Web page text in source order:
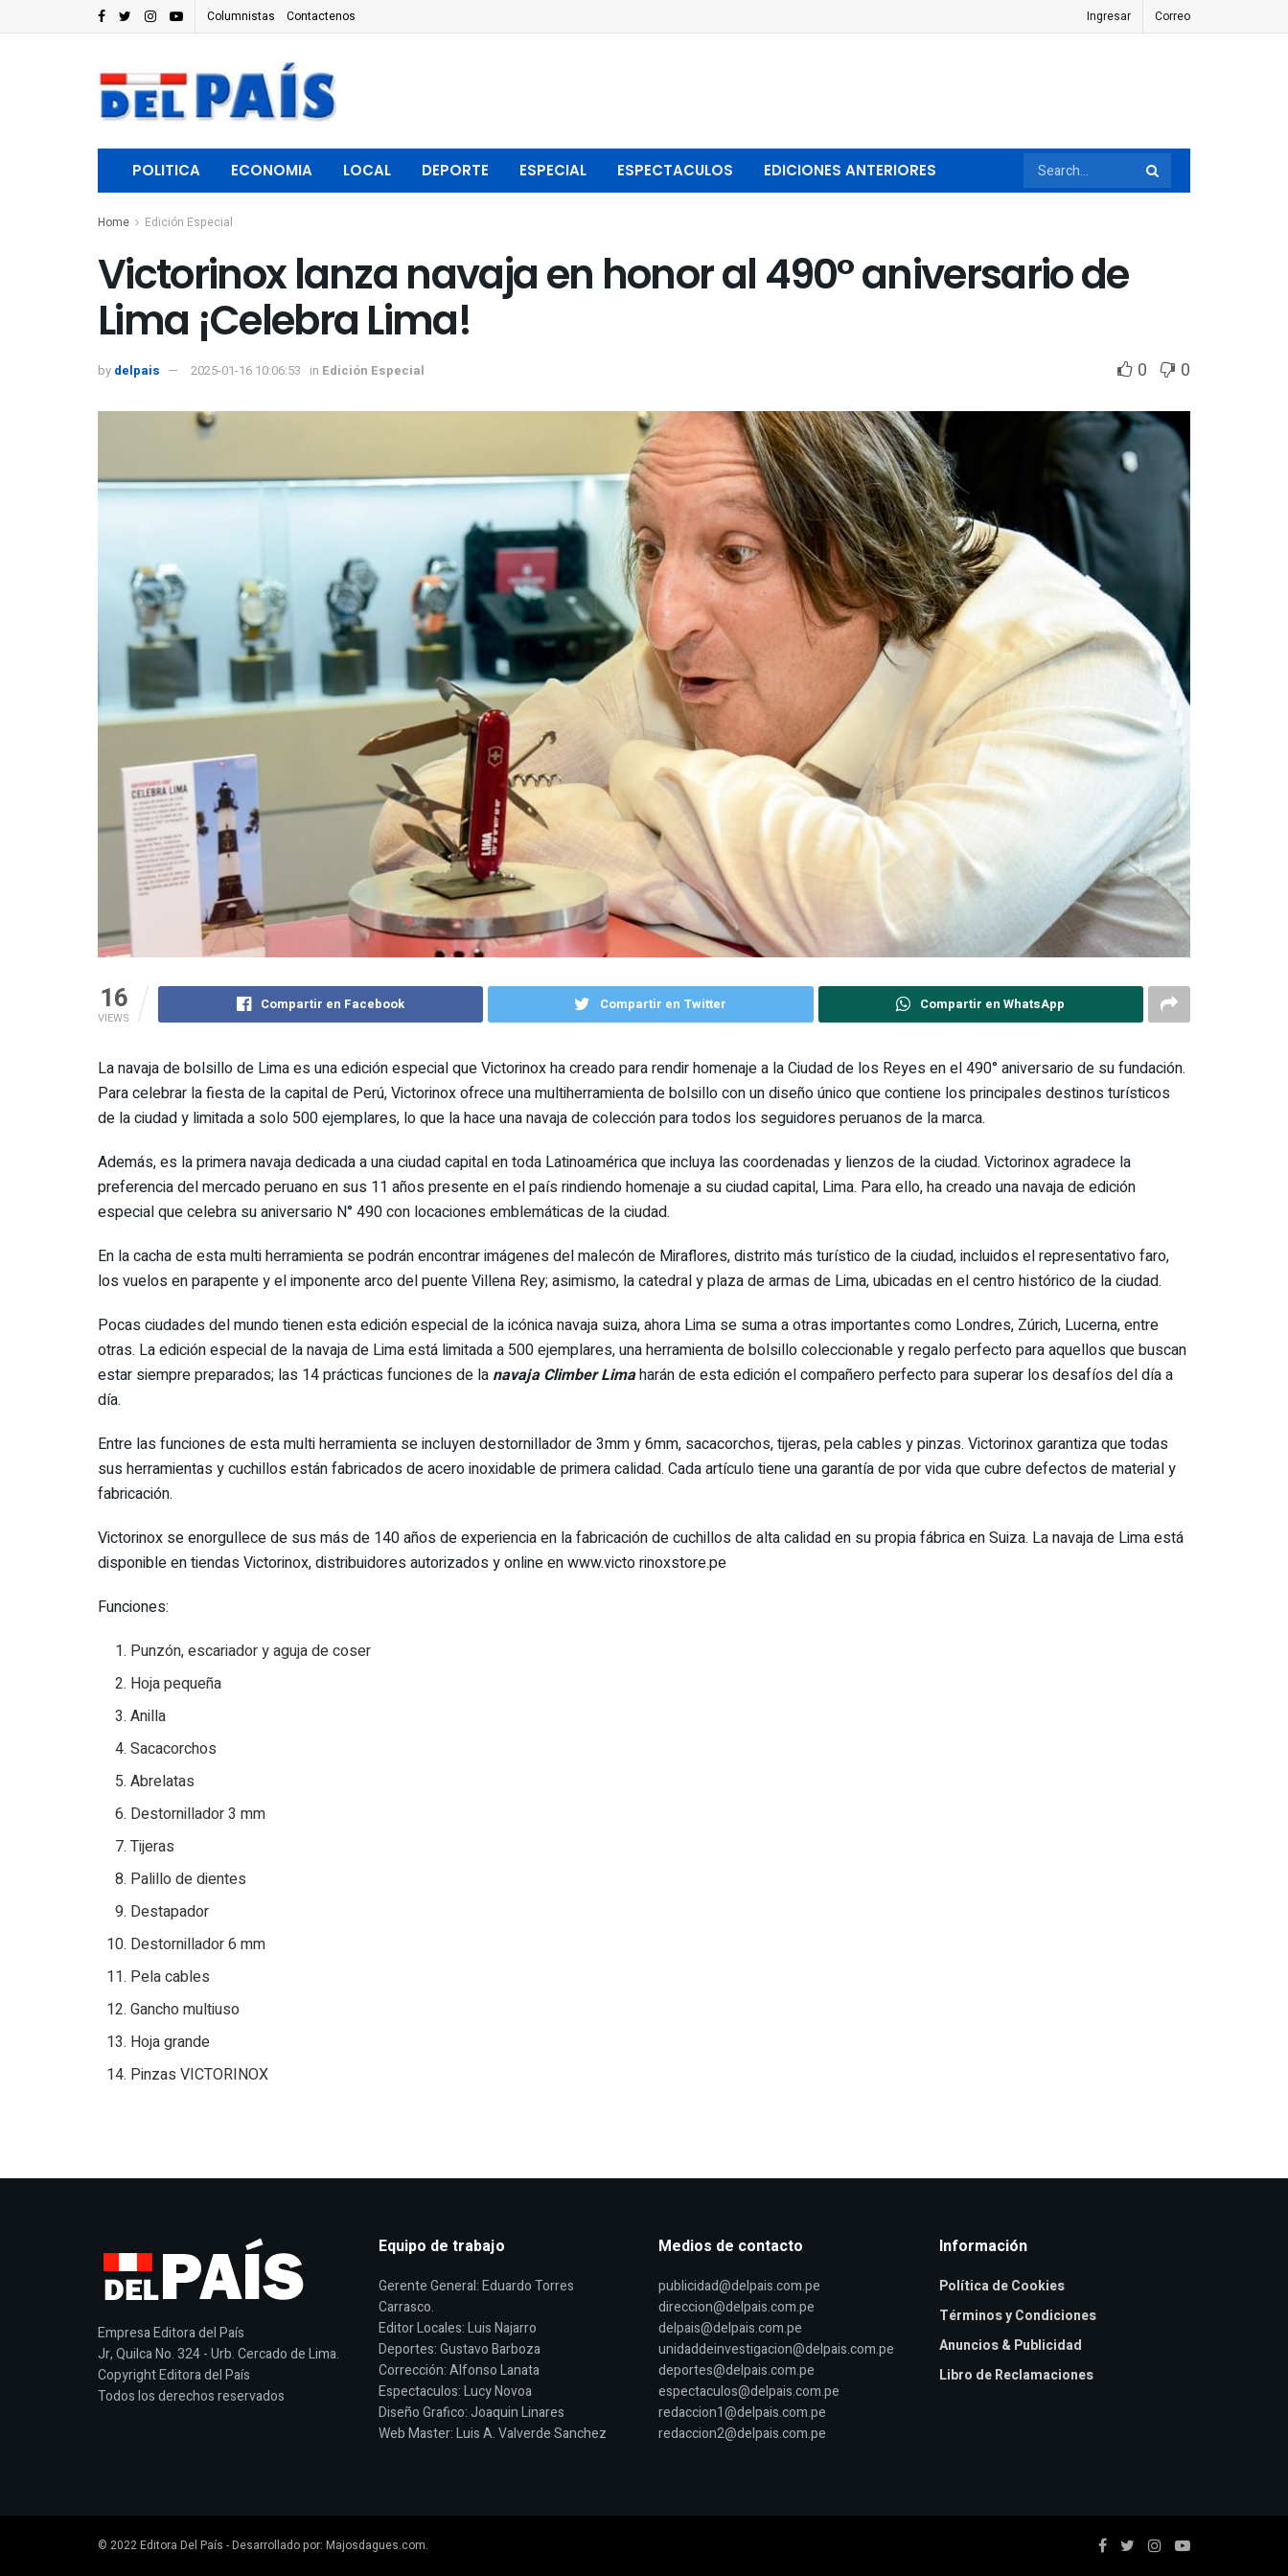
Columnistas Contactenos Ingresar Correo
POLITICA ECONOMIA LOCAL DEPORTE ESPECIAL ESPECTACULOS EDICIONES ANTERIORES
Home Edición Especial
Victorinox lanza navaja en honor al 490° aniversario de
Lima ¡Celebra Lima!
by delpais 2025-01-16 10:06:53 in Edición Especial 0 0
16
VIEWS
Compartir en Facebook Compartir en Twitter Compartir en WhatsApp
La navaja de bolsillo de Lima es una edición especial que Victorinox ha creado para rendir homenaje a la Ciudad de los Reyes en el 490° aniversario de su fundación.
Para celebrar la fiesta de la capital de Perú, Victorinox ofrece una multiherramienta de bolsillo con un diseño único que contiene los principales destinos turísticos
de la ciudad y limitada a solo 500 ejemplares, lo que la hace una navaja de colección para todos los seguidores peruanos de la marca.
Además, es la primera navaja dedicada a una ciudad capital en toda Latinoamérica que incluya las coordenadas y lienzos de la ciudad. Victorinox agradece la
preferencia del mercado peruano en sus 11 años presente en el país rindiendo homenaje a su ciudad capital, Lima. Para ello, ha creado una navaja de edición
especial que celebra su aniversario N° 490 con locaciones emblemáticas de la ciudad.
En la cacha de esta multi herramienta se podrán encontrar imágenes del malecón de Miraflores, distrito más turístico de la ciudad, incluidos el representativo faro,
los vuelos en parapente y el imponente arco del puente Villena Rey; asimismo, la catedral y plaza de armas de Lima, ubicadas en el centro histórico de la ciudad.
Pocas ciudades del mundo tienen esta edición especial de la icónica navaja suiza, ahora Lima se suma a otras importantes como Londres, Zúrich, Lucerna, entre
otras. La edición especial de la navaja de Lima está limitada a 500 ejemplares, una herramienta de bolsillo coleccionable y regalo perfecto para aquellos que buscan
estar siempre preparados; las 14 prácticas funciones de la navaja Climber Limaharán de esta edición el compañero perfecto para superar los desafíos del día a
día.
Entre las funciones de esta multi herramienta se incluyen destornillador de 3mm y 6mm, sacacorchos, tijeras, pela cables y pinzas. Victorinox garantiza que todas
sus herramientas y cuchillos están fabricados de acero inoxidable de primera calidad. Cada artículo tiene una garantía de por vida que cubre defectos de material y
fabricación.
Victorinox se enorgullece de sus más de 140 años de experiencia en la fabricación de cuchillos de alta calidad en su propia fábrica en Suiza. La navaja de Lima está
disponible en tiendas Victorinox, distribuidores autorizados y online en www.victo rinoxstore.pe
Funciones:
Punzón, escariador y aguja de coser
Hoja pequeña
Anilla
Sacacorchos
Abrelatas
Destornillador 3 mm
Tijeras
Palillo de dientes
Destapador
Destornillador 6 mm
Pela cables
Gancho multiuso
Hoja grande
Pinzas VICTORINOX
Empresa Editora del País
Jr, Quilca No. 324 - Urb. Cercado de Lima.
Copyright Editora del País
Todos los derechos reservados
Equipo de trabajo
Gerente General: Eduardo Torres
Carrasco.
Editor Locales: Luis Najarro
Deportes: Gustavo Barboza
Corrección: Alfonso Lanata
Espectaculos: Lucy Novoa
Diseño Grafico: Joaquin Linares
Web Master: Luis A. Valverde Sanchez
Medios de contacto
publicidad@delpais.com.pe
direccion@delpais.com.pe
delpais@delpais.com.pe
unidaddeinvestigacion@delpais.com.pe
deportes@delpais.com.pe
espectaculos@delpais.com.pe
redaccion1@delpais.com.pe
redaccion2@delpais.com.pe
Información
Política de Cookies
Términos y Condiciones
Anuncios & Publicidad
Libro de Reclamaciones
© 2022Editora Del País - Desarrollado por: Majosdagues.com.